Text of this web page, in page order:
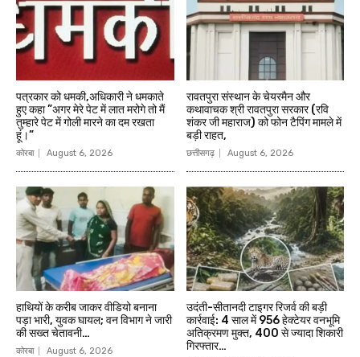
पत्रकार को धमकी,अधिकारी ने धमकाते
हुए कहा ”अगर मेरे पेट में लात मरोगे तो मैं
तुम्हारे पेट में गोली मारने का दम रखता
हूं।”
कोरबा August 6, 2026
रावतपुरा संस्थान के चेयरमैन और
कथावाचक श्री रावतपुरा सरकार (रवि
शंकर जी महाराज) को फोन टैपिंग मामले में
बड़ी राहत,
छत्तीसगढ़ August 6, 2026
हाथियों के करीब जाकर वीडियो बनाना
पड़ा भारी, युवक घायल; वन विभाग ने जारी
की सख्त चेतावनी…
कोरबा August 6, 2026
उदंती-सीतानदी टाइगर रिजर्व की बड़ी
कार्रवाई: 4 साल में 956 हेक्टेयर वनभूमि
अतिक्रमण मुक्त, 400 से ज्यादा शिकारी
गिरफ्तार…